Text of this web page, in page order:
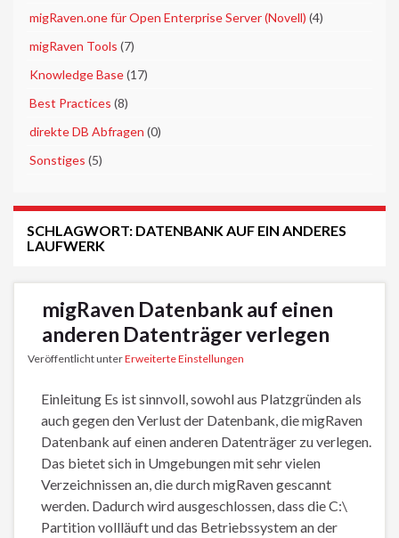
migRaven.one für Open Enterprise Server (Novell) (4)
migRaven Tools (7)
Knowledge Base(17)
Best Practices (8)
direkte DB Abfragen (0)
Sonstiges (5)
SCHLAGWORT: DATENBANK AUF EIN ANDERES
LAUFWERK
migRaven Datenbank auf einen
anderen Datenträger verlegen
Veröffentlicht unterErweiterte Einstellungen
Einleitung Es ist sinnvoll, sowohl aus Platzgründen als
auch gegen den Verlust der Datenbank, die migRaven
Datenbank auf einen anderen Datenträger zu verlegen.
Das bietet sich in Umgebungen mit sehr vielen
Verzeichnissen an, die durch migRaven gescannt
werden. Dadurch wird ausgeschlossen, dass die C:\
Partition vollläuft und das Betriebssystem an der